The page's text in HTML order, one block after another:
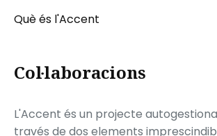
Què és l'Accent
Col·laboracions
L'Accent és un projecte
través de dos elements